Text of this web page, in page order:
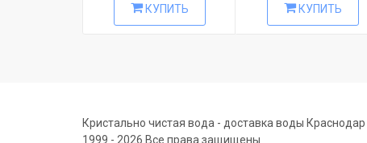
КУПИТЬ КУПИТЬ
Кристально чистая вода - доставка воды Краснодар
1999 - 2026 Все права защищены